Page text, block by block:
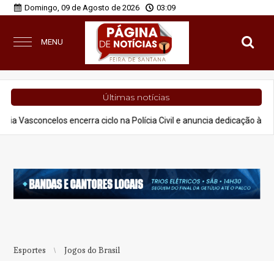
Domingo, 09 de Agosto de 2026 03:09
MENU
Últimas notícias
encerra ciclo na Polícia Civil e anuncia dedicação à advocacia e
Esportes Jogos do Brasil